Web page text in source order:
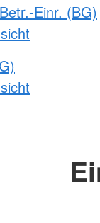
Einr. (BG)